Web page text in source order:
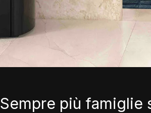
Sempre più famiglie